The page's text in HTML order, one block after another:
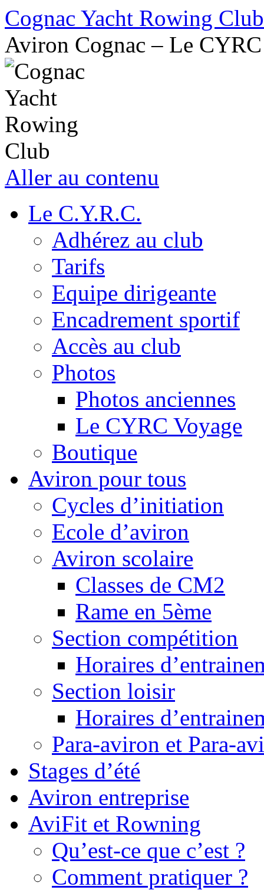
Cognac Yacht Rowing Club
Aviron Cognac – Le CYRC
Aller au contenu
Le C.Y.R.C.
Adhérez au club
Tarifs
Equipe dirigeante
Encadrement sportif
Accès au club
Photos
Photos anciennes
Le CYRC Voyage
Boutique
Aviron pour tous
Cycles d’initiation
Ecole d’aviron
Aviron scolaire
Classes de CM2
Rame en 5ème
Section compétition
Horaires
Section loisir
Horaires
Para-aviron et Para-
Stages d’été
Aviron entreprise
AviFit et Rowning
Qu’est-ce que c’est ?
Comment pratiquer ?